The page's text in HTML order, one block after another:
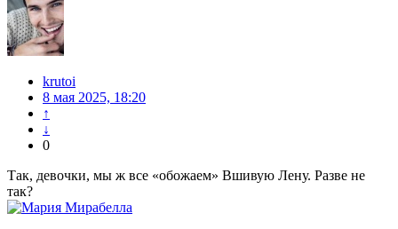
krutoi
8 мая 2025, 18:20
↑
↓
0
Так, девочки, мы ж все «обожаем» Вшивую Лену. Разве не
так?